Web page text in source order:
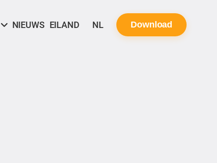
NIEUWS EILAND NL Download